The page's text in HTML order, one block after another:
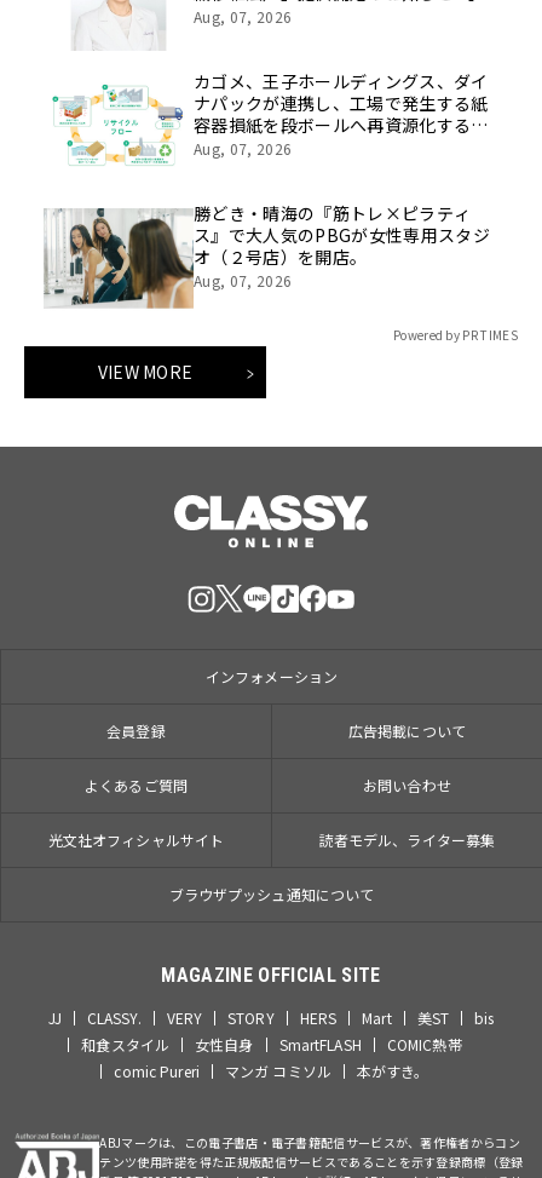
療法人社団 青真会 青山エルクリニ
Aug, 07, 2026
カゴメ、王子ホールディングス、ダイ
ナパックが連携し、工場で発生する紙
容器損紙を段ボールへ再資源化する実
証を開始
Aug, 07, 2026
勝どき・晴海の『筋トレ×ピラティ
ス』で大人気のPBGが女性専用スタジ
オ（２号店）を開店。
Aug, 07, 2026
Powered by PR TIMES
VIEW MORE
インフォメーション
会員登録 広告掲載について
よくあるご質問 お問い合わせ
光文社オフィシャルサイト 読者モデル、ライター募集
ブラウザプッシュ通知について
MAGAZINE OFFICIAL SITE
JJ CLASSY. VERY STORY HERS Mart 美ST
bis
和食スタイル
女性自身 SmartFLASH
COMIC熱帯
comic Pureri
マンガ コミソル 本がすき。
ABJマークは、この電子書店・電子書籍配信サービスが、著作権者からコン
テンツ使用許諾を得た正規版配信サービスであることを示す登録商標（登録